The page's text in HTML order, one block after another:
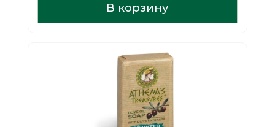
составляла
€5.29.
€4.49.
В корзину